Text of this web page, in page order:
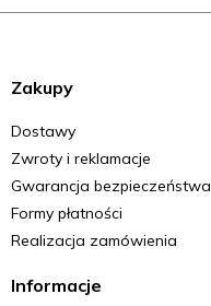
Zakupy
Dostawy
Zwroty i reklamacje
Gwarancja bezpieczeństwa
Formy płatności
Realizacja zamówienia
Informacje